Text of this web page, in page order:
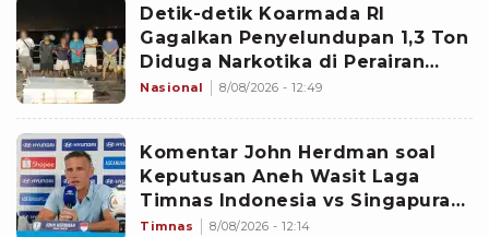
Detik-detik Koarmada RI
Gagalkan Penyelundupan 1,3 Ton
Diduga Narkotika di Perairan
Bintan
Nasional 8/08/2026 - 12:49
Komentar John Herdman soal
Keputusan Aneh Wasit Laga
Timnas Indonesia vs Singapura
di Piala AFF 2026: Percuma
Timnas 8/08/2026 - 12:14